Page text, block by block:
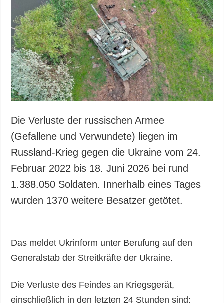
Die Verluste der russischen Armee
(Gefallene und Verwundete) liegen im
Russland-Krieg gegen die Ukraine vom 24.
Februar 2022 bis 18. Juni 2026 bei rund
1.388.050 Soldaten. Innerhalb eines Tages
wurden 1370 weitere Besatzer getötet.
Das meldet Ukrinform unter Berufung auf den
Generalstab der Streitkräfte der Ukraine.
Die Verluste des Feindes an Kriegsgerät,
einschließlich in den letzten 24 Stunden sind: